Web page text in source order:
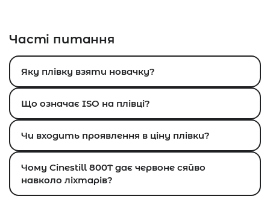
Часті питання
Яку плівку взяти новачку?
Що означає ISO на плівці?
Чи входить проявлення в ціну плівки?
Чому Cinestill 800T дає червоне сяйво
навколо ліхтарів?